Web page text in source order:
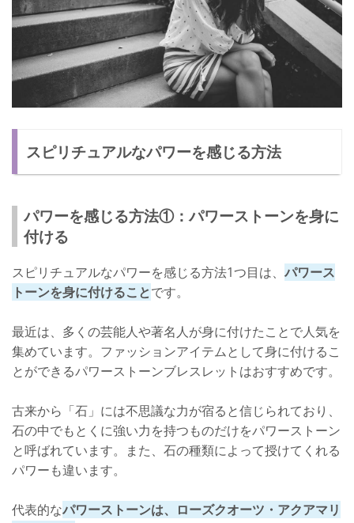
スピリチュアルなパワーを感じる方法
パワーを感じる方法①：パワーストーンを身に
付ける
スピリチュアルなパワーを感じる方法1つ目は、 パワース
トーンを身に付けることです。
最近は、多くの芸能人や著名人が身に付けたことで人気を
集めています。ファッションアイテムとして身に付けるこ
とができるパワーストーンブレスレットはおすすめです。
古来から「石」には不思議な力が宿ると信じられており、
石の中でもとくに強い力を持つものだけをパワーストーン
と呼ばれています。また、石の種類によって授けてくれる
パワーも違います。
代表的なパワーストーンは、ローズクオーツ・アクアマリ